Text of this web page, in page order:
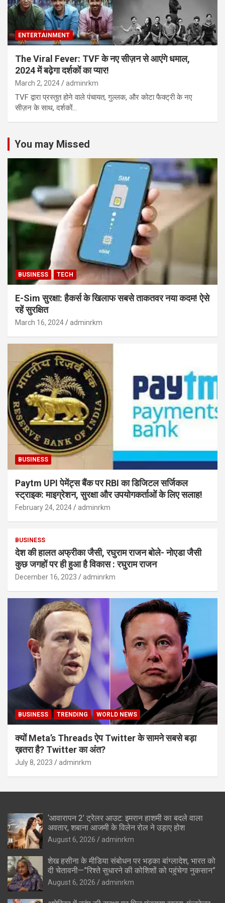
ENTERTAINMENT
The Viral Fever: TVF के नए सीज़न से आएंगे धमाल,
2024 में बढ़ेगा दर्शकों का प्यार!
March 2, 2024 adminrkm
TVF द्वारा प्रस्तुत होने वाले पंचायत, गुल्लक, और कोटा फैक्ट्री के नए
सीज़न के साथ, दर्शकों…
You may Missed
BUSINESS TECH
E-Sim सुरक्षा: हैकर्स के खिलाफ सबसे ताकतवर नया कदम! ऐसे
रहें सुरक्षित
March 16, 2024 adminrkm
BUSINESS
Paytm UPI पेमेंट्स बैंक पर RBI का डिजिटल सर्जिकल
स्ट्राइक: माइग्रेशन, सुरक्षा और उपयोगकर्ताओं के लिए सलाह!
February 24, 2024 adminrkm
BUSINESS
देश की हालत अफ्रीका जैसी, रघुराम राजन बोले- नोएडा जैसी
कुछ जगहों पर ही हुआ है विकास : रघुराम राजन
December 16, 2023 adminrkm
BUSINESS TRENDING WORLD NEWS
क्यों Meta’s Threads ऐप Twitter के सामने सबसे बड़ा
ख़तरा है? Twitter का अंत?
July 8, 2023 adminrkm
‘आवारापन 2’ ट्रेलर आउट: इमरान हाशमी का बदले वाला
अवतार, शबाना आजमी के विलेन रोल ने उड़ाए होश
August 6, 2026 adminrkm
शेख हसीना के मीडिया संबोधन पर भड़का बांग्लादेश, भारत को
दी चेतावनी—”रिश्ते सुधारने की कोशिशों को पहुंचेगा नुकसान”
August 6, 2026 adminrkm